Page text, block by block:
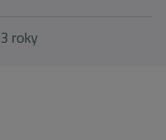
3 roky